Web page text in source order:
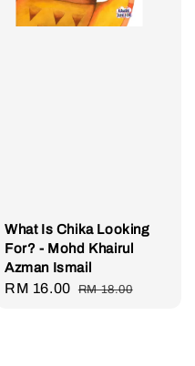
What Is Chika Looking
For? - Mohd Khairul
Azman Ismail
Sale
RM 16.00 Regular
RM 18.00